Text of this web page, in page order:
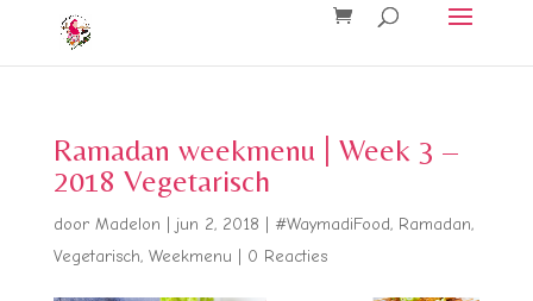
Ramadan weekmenu | Week 3 –
2018 Vegetarisch
door Madelon jun 2, 2018 #WaymadiFood, Ramadan,
Vegetarisch, Weekmenu 0 Reacties